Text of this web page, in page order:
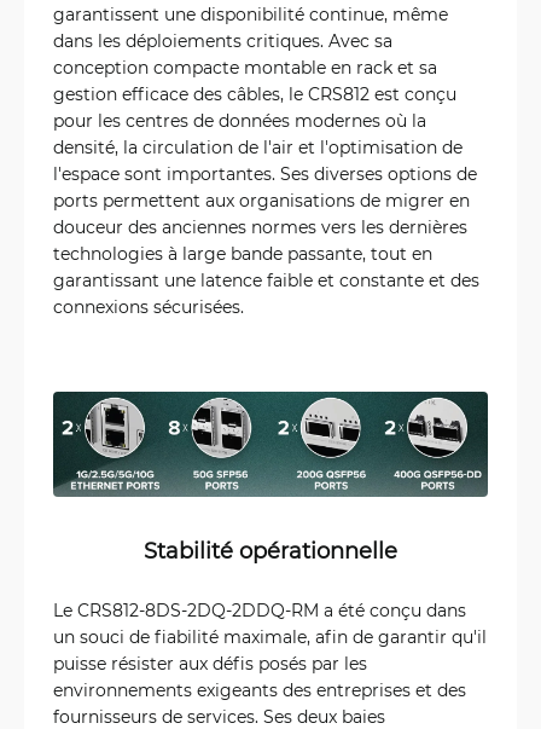
garantissent une disponibilité continue, même
dans les déploiements critiques. Avec sa
conception compacte montable en rack et sa
gestion efficace des câbles, le CRS812 est conçu
pour les centres de données modernes où la
densité, la circulation de l'air et l'optimisation de
l'espace sont importantes. Ses diverses options de
ports permettent aux organisations de migrer en
douceur des anciennes normes vers les dernières
technologies à large bande passante, tout en
garantissant une latence faible et constante et des
connexions sécurisées.
Stabilité opérationnelle
Le CRS812-8DS-2DQ-2DDQ-RM a été conçu dans
un souci de fiabilité maximale, afin de garantir qu'il
puisse résister aux défis posés par les
environnements exigeants des entreprises et des
fournisseurs de services. Ses deux baies